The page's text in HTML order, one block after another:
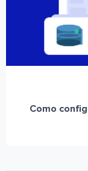
Como